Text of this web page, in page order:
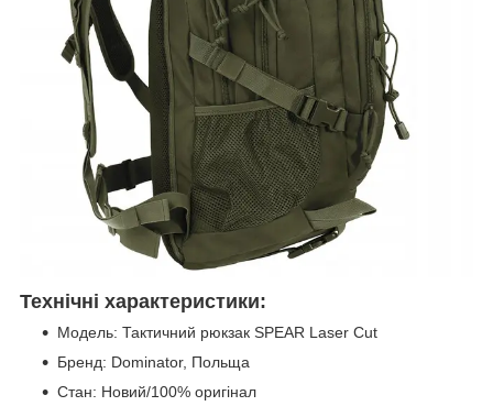
Технічні характеристики:
Модель: Тактичний рюкзак SPEAR Laser Cut
Бренд: Dominator, Польща
Стан: Новий/100% оригінал